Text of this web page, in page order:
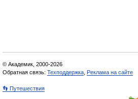
© Академик, 2000-2026
Обратная связь: Техподдержка Реклама на сайте
👣 Путешествия